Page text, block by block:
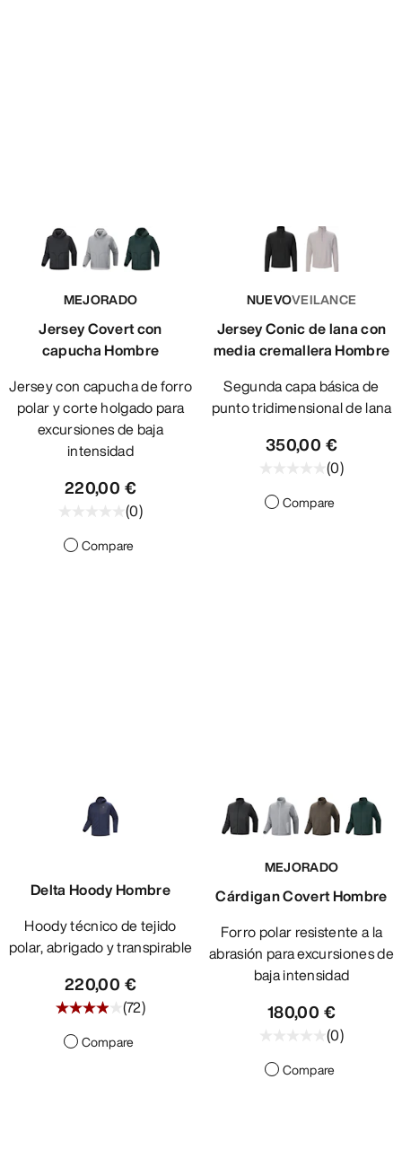
MEJORADO
Jersey Covert con
capucha Hombre
Jersey con capucha de forro
polar y corte holgado para
excursiones de baja
intensidad
220,00 €
(0)
Compare
NUEVOVEILANCE
Jersey Conic de lana con
media cremallera Hombre
Segunda capa básica de
punto tridimensional de lana
350,00 €
(0)
Compare
Delta Hoody Hombre
Hoody técnico de tejido
polar, abrigado y transpirable
220,00 €
(72)
Compare
MEJORADO
Cárdigan Covert Hombre
Forro polar resistente a la
abrasión para excursiones de
baja intensidad
180,00 €
(0)
Compare